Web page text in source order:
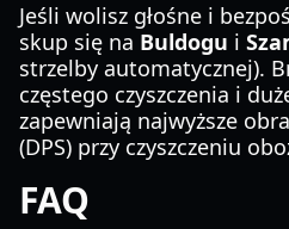
Jeśli wolisz głośne i
skup się na Buldogu i
strzelby automatycznej).
częstego czyszczenia i
zapewniają najwyższe
(DPS) przy czyszczeniu
FAQ